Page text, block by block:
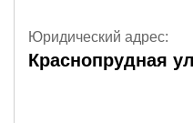
Юридический адрес:
Краснопрудная